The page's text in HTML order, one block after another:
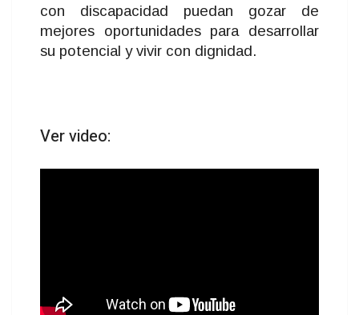
con discapacidad puedan gozar de
mejores oportunidades para desarrollar
su potencial y vivir con dignidad.
Ver video: